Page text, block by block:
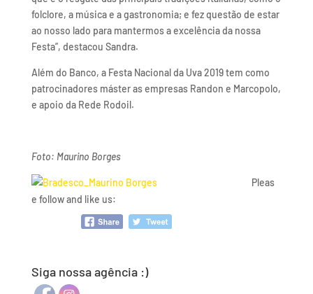
folclore, a música e a gastronomia; e fez questão de estar
ao nosso lado para mantermos a excelência da nossa
Festa”, destacou Sandra.
Além do Banco, a Festa Nacional da Uva 2019 tem como
patrocinadores máster as empresas Randon e Marcopolo,
e apoio da Rede Rodoil.
Foto: Maurino Borges
Pleas
e follow and like us:
Siga nossa agência :)